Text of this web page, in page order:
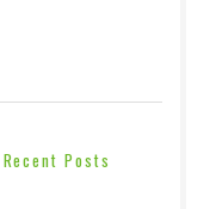
Recent Posts